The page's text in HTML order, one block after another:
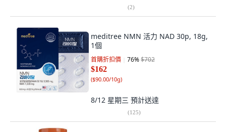
(2)
meditree NMN 活力 NAD 30p, 18g,
1個
首購折扣價 76%$702
$162
($90.00/10g)
8/12 星期三 預計送達
(125)